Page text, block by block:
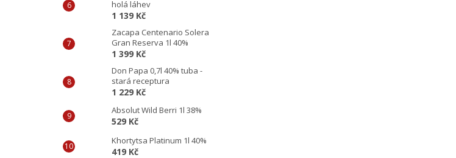
holá láhev
1 139 Kč
Zacapa Centenario Solera
Gran Reserva 1l 40%
1 399 Kč
Don Papa 0,7l 40% tuba -
stará receptura
1 229 Kč
Absolut Wild Berri 1l 38%
529 Kč
Khortytsa Platinum 1l 40%
419 Kč